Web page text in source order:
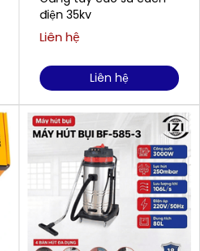
điện 35kv
Liên hệ
Liên hệ